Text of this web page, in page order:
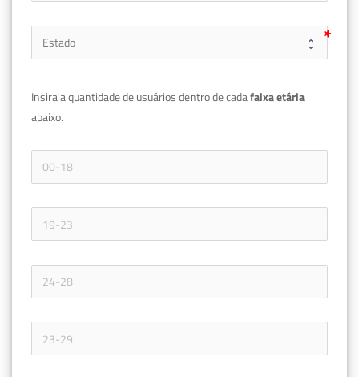
Insira a quantidade de usuários dentro de cada
abaixo.